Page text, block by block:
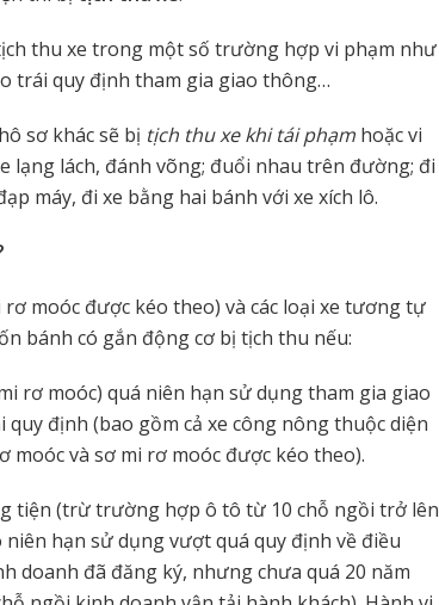
thu xe trong một số trường hợp vi phạm như
trái quy định tham gia giao thông…
sơ khác sẽ bị tịch thu xe khi tái phạm hoặc vi
lạng lách, đánh võng; đuổi nhau trên đường; đi
máy, đi xe bằng hai bánh với xe xích lô.
moóc được kéo theo) và các loại xe tương tự
bánh có gắn động cơ bị tịch thu nếu:
rơ moóc) quá niên hạn sử dụng tham gia giao
định (bao gồm cả xe công nông thuộc diện
và sơ mi rơ moóc được kéo theo).
tiện (trừ trường hợp ô tô từ 10 chỗ ngồi trở lên
hạn sử dụng vượt quá quy định về điều
doanh đã đăng ký, nhưng chưa quá 20 năm